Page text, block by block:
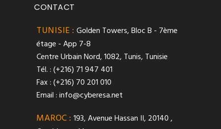
CONTACT
TUNISIE : Golden Towers, Bloc B - 7ème
étage - App 7-8
Centre Urbain Nord, 1082, Tunis, Tunisie
Tél. : (+216) 71 947 401
Fax : (+216) 70 201 010
Email :info@cyberesa.net
MAROC : 193, Avenue Hassan II, 20140 ,